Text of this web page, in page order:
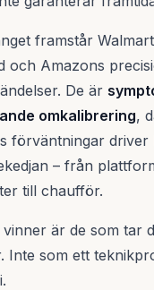
framstår
och Amazons
De är
omkalibrering,
förväntningar
– från
till chaufför.
är de som tar
Inte som ett